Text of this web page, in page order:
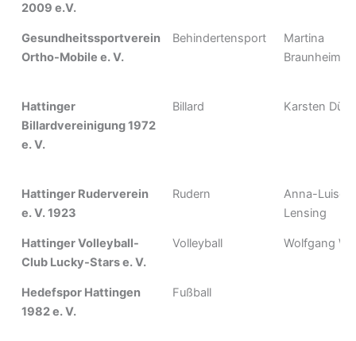
2009 e.V.
Gesundheitssportverein
Ortho-Mobile e. V.
Behindertensport
Martina
Braunheim
Hattinger
Billardvereinigung 1972
e. V.
Billard Karsten
Hattinger Ruderverein
e. V. 1923
Rudern
Anna-Luise
Lensing
Hattinger Volleyball-
Club Lucky-Stars e. V.
Volleyball Wolfgang
Hedefspor Hattingen
1982 e. V.
Fußball